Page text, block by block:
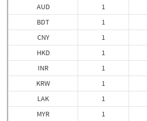
AUD
BDT
CNY
HKD
INR
KRW
LAK
MYR
1
1
1
1
1
1
1
1